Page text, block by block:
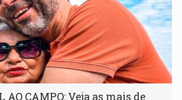
AO CAMPO: Veja as mais de